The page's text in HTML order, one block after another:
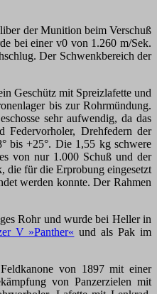
der Munition beim Verschuß
bei einer v0 von 1.260 m/Sek.
Der Schwenkbereich der
Geschütz mit Spreizlafette und
bis zur Rohrmündung.
sehr aufwendig, da das
Federvorholer, Drehfedern der
bis +25°. Die 1,55 kg schwere
von nur 1.000 Schuß und der
die für die Erprobung eingesetzt
werden konnte. Der Rahmen
Rohr und wurde bei Heller in
V »Panther« und als Pak im
von 1897 mit einer
von Panzerzielen mit